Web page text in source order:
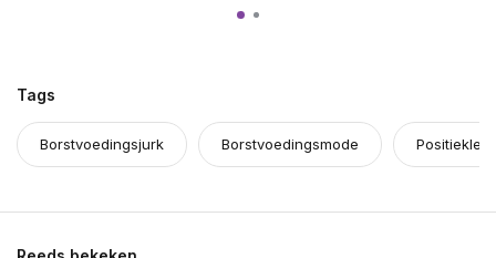
Tags
Borstvoedingsjurk Borstvoedingsmode